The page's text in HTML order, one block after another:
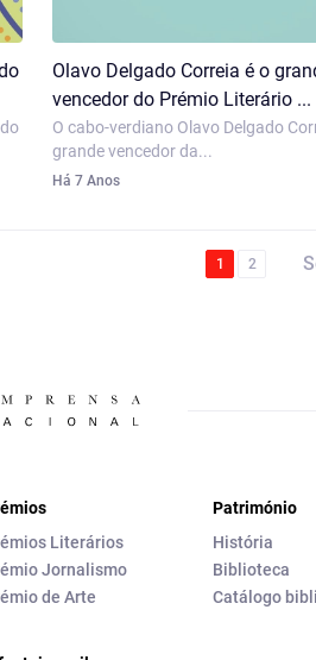
Olavo Delgado Correia é o
vencedor do Prémio Literário ...
O cabo-verdiano Olavo Delgado
grande vencedor da...
Há 7 Anos
1 2
Literários
Jornalismo
de Arte
Património
História
Biblioteca
Catálogo